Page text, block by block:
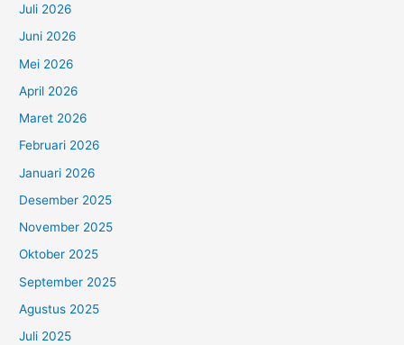
Juli 2026
Juni 2026
Mei 2026
April 2026
Maret 2026
Februari 2026
Januari 2026
Desember 2025
November 2025
Oktober 2025
September 2025
Agustus 2025
Juli 2025